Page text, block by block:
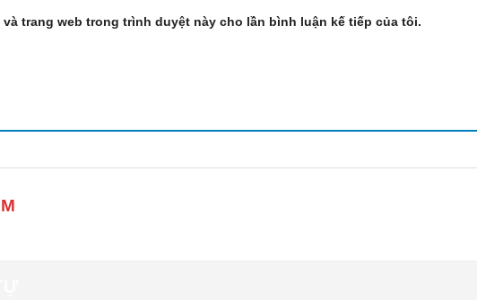
trang web trong trình duyệt này cho lần bình luận kế tiếp của tôi.